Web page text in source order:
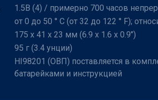
1.5В (4) / примерно 700 часов
от 0 до 50 ° C (от 32 до 122 ° F);
175 x 41 x 23 мм (6.9 x 1.6 x 0.9’’)
95 г (3.4 унции)
HI98201 (ОВП) поставляется в
батарейками и инструкцией